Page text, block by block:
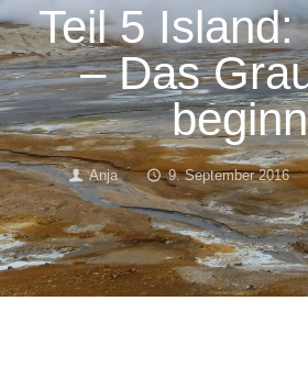
Teil 5
– Das
Anja 9. September 2016